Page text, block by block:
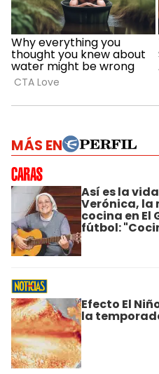
MÁS EN
Así es la
Verónica, la
cocina en El
fútbol:
Efecto El
la